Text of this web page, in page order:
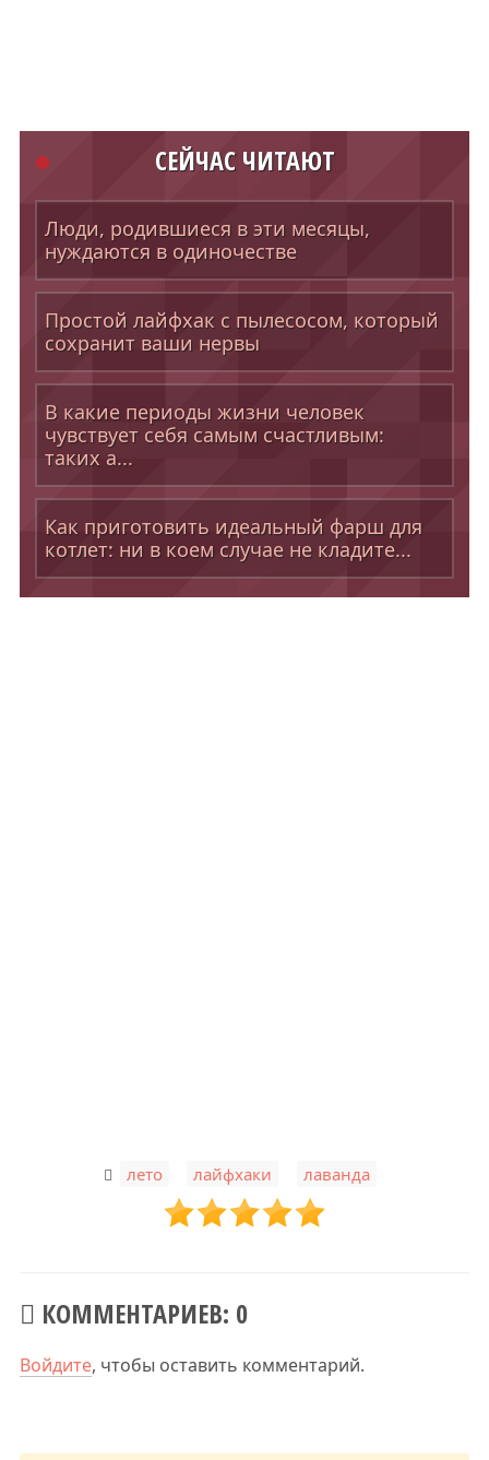
СЕЙЧАС ЧИТАЮТ
Люди, родившиеся в эти месяцы,
нуждаются в одиночестве
Простой лайфхак с пылесосом, который
сохранит ваши нервы
В какие периоды жизни человек
чувствует себя самым счастливым:
таких а...
Как приготовить идеальный фарш для
котлет: ни в коем случае не кладите...
лето лайфхаки лаванда
КОММЕНТАРИЕВ: 0
Войдите, чтобы оставить комментарий.